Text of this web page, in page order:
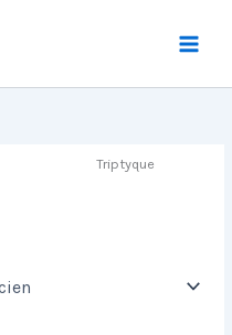
Triptyque